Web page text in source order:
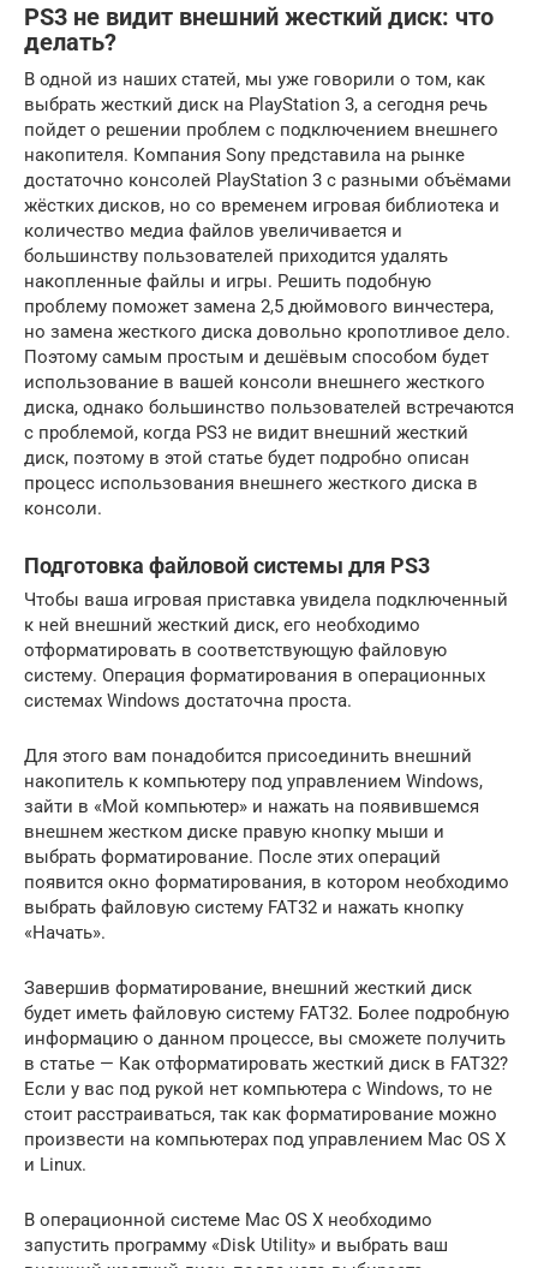
PS3 не видит внешний жесткий диск: что
делать?
В одной из наших статей, мы уже говорили о том, как
выбрать жесткий диск на PlayStation 3, а сегодня речь
пойдет о решении проблем с подключением внешнего
накопителя. Компания Sony представила на рынке
достаточно консолей PlayStation 3 с разными объёмами
жёстких дисков, но со временем игровая библиотека и
количество медиа файлов увеличивается и
большинству пользователей приходится удалять
накопленные файлы и игры. Решить подобную
проблему поможет замена 2,5 дюймового винчестера,
но замена жесткого диска довольно кропотливое дело.
Поэтому самым простым и дешёвым способом будет
использование в вашей консоли внешнего жесткого
диска, однако большинство пользователей встречаются
с проблемой, когда PS3 не видит внешний жесткий
диск, поэтому в этой статье будет подробно описан
процесс использования внешнего жесткого диска в
консоли.
Подготовка файловой системы для PS3
Чтобы ваша игровая приставка увидела подключенный
к ней внешний жесткий диск, его необходимо
отформатировать в соответствующую файловую
систему. Операция форматирования в операционных
системах Windows достаточна проста.
Для этого вам понадобится присоединить внешний
накопитель к компьютеру под управлением Windows,
зайти в «Мой компьютер» и нажать на появившемся
внешнем жестком диске правую кнопку мыши и
выбрать форматирование. После этих операций
появится окно форматирования, в котором необходимо
выбрать файловую систему FAT32 и нажать кнопку
«Начать».
Завершив форматирование, внешний жесткий диск
будет иметь файловую систему FAT32. Более подробную
информацию о данном процессе, вы сможете получить
в статье — Как отформатировать жесткий диск в FAT32?
Если у вас под рукой нет компьютера с Windows, то не
стоит расстраиваться, так как форматирование можно
произвести на компьютерах под управлением Mac OS X
и Linux.
В операционной системе Mac OS X необходимо
запустить программу «Disk Utility» и выбрать ваш